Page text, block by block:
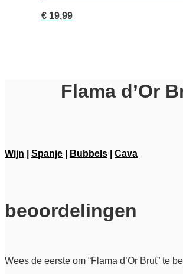
€19,99
Flama d’Or
Wijn Spanje Bubbels Cava
beoordelingen
Wees de eerste om “Flama d’Or Brut” te